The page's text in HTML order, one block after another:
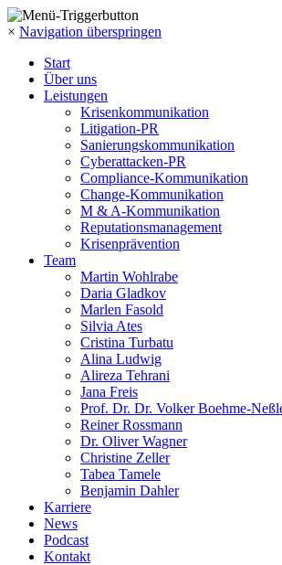
× Navigation überspringen
Start
Über uns
Leistungen
Krisenkommunikation
Litigation-PR
Sanierungskommunikation
Cyberattacken-PR
Compliance-Kommunikation
Change-Kommunikation
M & A-Kommunikation
Reputationsmanagement
Krisenprävention
Team
Martin Wohlrabe
Daria Gladkov
Marlen Fasold
Silvia Ates
Cristina Turbatu
Alina Ludwig
Alireza Tehrani
Jana Freis
Prof. Dr. Dr. Volker Boehme-
Reiner Rossmann
Dr. Oliver Wagner
Christine Zeller
Tabea Tamele
Benjamin Dahler
Karriere
News
Podcast
Kontakt